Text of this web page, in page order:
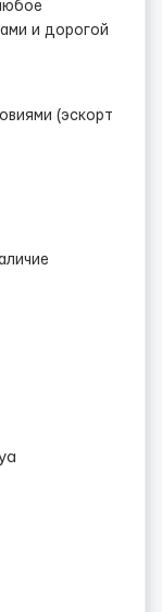
и дорогой
(эскорт